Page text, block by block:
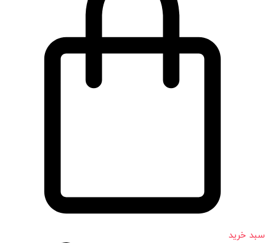
سبد خرید